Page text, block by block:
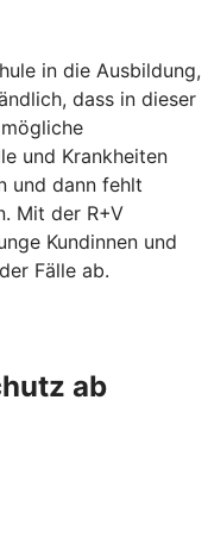
in die Ausbildung,
dass in dieser
und Krankheiten
und dann fehlt
Mit der R+V
Kundinnen und
Fälle ab.
ab